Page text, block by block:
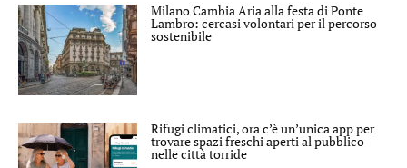
Milano Cambia Aria alla festa di Ponte
Lambro: cercasi volontari per il percorso
sostenibile
Rifugi climatici, ora c’è un’unica app per
trovare spazi freschi aperti al pubblico
nelle città torride